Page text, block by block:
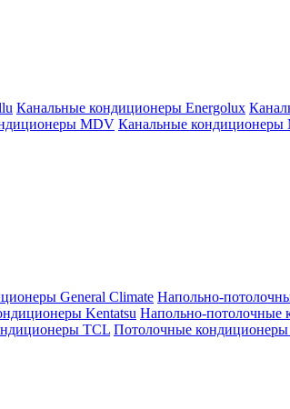
Канальные кондиционеры Energolux
MDV Канальные кондиционеры
General Climate Напольно-
Kentatsu Напольно-потолочные
TCL Потолочные